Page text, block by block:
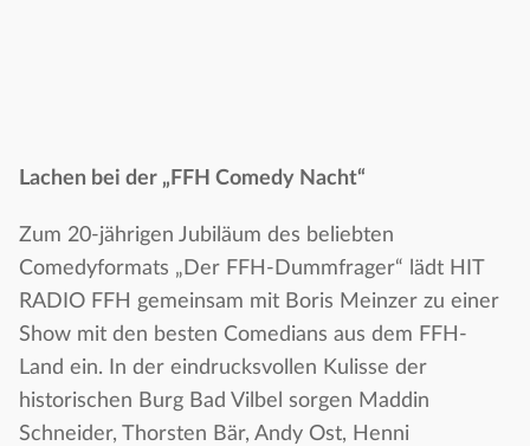
Lachen bei der „FFH Comedy Nacht“
Zum 20-jährigen Jubiläum des beliebten
Comedyformats „Der FFH-Dummfrager“ lädt HIT
RADIO FFH gemeinsam mit Boris Meinzer zu einer
Show mit den besten Comedians aus dem FFH-
Land ein. In der eindrucksvollen Kulisse der
historischen Burg Bad Vilbel sorgen Maddin
Schneider, Thorsten Bär, Andy Ost, Henni